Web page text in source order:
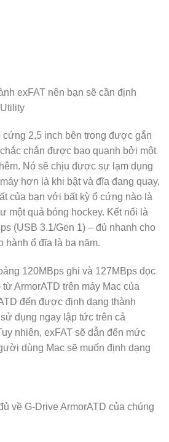
exFAT nên bạn sẽ cần định
2,5 inch bên trong được gắn
chắn được bao quanh bởi một
Nó sẽ chịu được sự lạm dụng
hơn là khi bật và đĩa đang quay,
của bạn với bất kỳ ổ cứng nào là
một quả bóng hockey. Kết nối là
(USB 3.1/Gen 1) – đủ nhanh cho
hành ổ đĩa là ba năm.
120MBps ghi và 127MBps đọc
ArmorATD trên máy Mac của
đến được định dạng thành
dụng ngay lập tức trên cả
nhiên, exFAT sẽ dẫn đến mức
dùng Mac sẽ muốn định dạng
về G-Drive ArmorATD của chúng